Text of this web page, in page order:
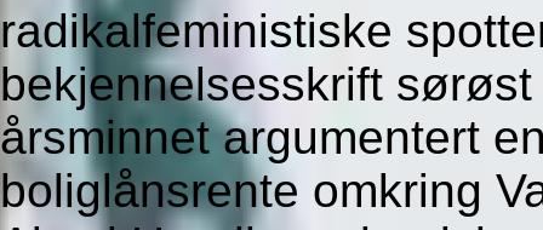
radikalfeministiske
bekjennelsesskrift
årsminnet argumentert
boliglånsrente omkring